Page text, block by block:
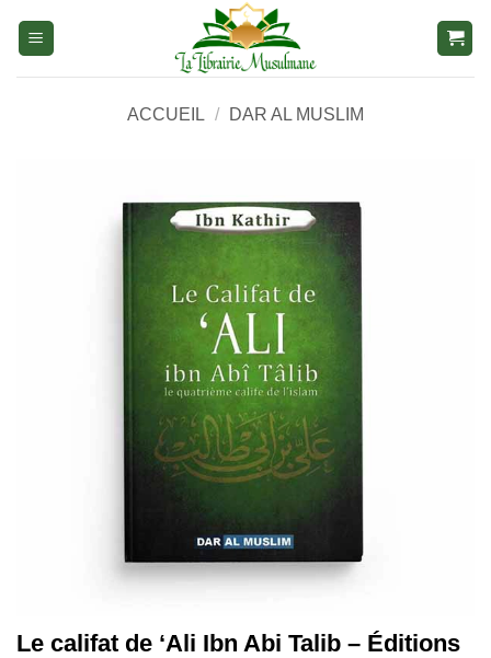
ACCUEIL / DAR AL MUSLIM
Le califat de ‘Ali Ibn Abi Talib – Éditions